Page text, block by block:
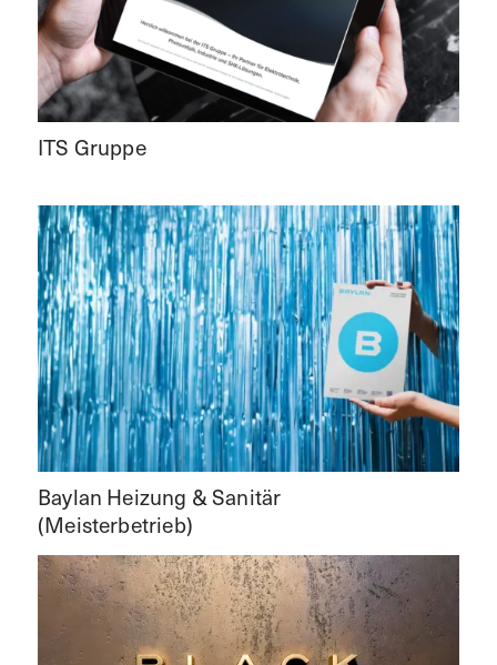
ITS Gruppe
Baylan Heizung & Sanitär
(Meisterbetrieb)